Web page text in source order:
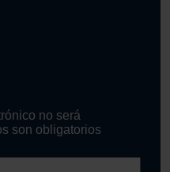
no será
son obligatorios